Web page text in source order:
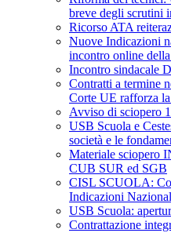
breve degli scrutini
Ricorso ATA
Nuove Indicazioni
incontro online
Incontro sindacale
Contratti a termine
Corte UE rafforza
Avviso di sciopero
USB Scuola e
società e le
Materiale sciopero
CUB SUR ed SGB
CISL SCUOLA:
Indicazioni
USB Scuola:
Contrattazione